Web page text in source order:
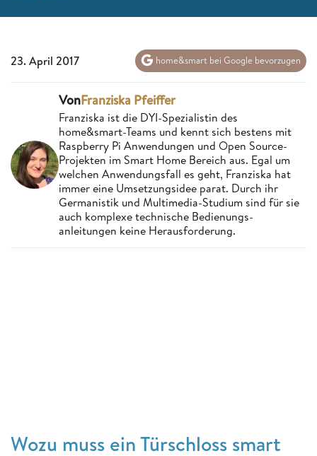
23. April 2017 home&smart bei Google bevorzugen
VonFranziska Pfeiffer
Franziska ist die DYI-Spezialistin des
home&smart-Teams und kennt sich bestens mit
Raspberry Pi Anwendungen und Open Source-
Projekten im Smart Home Bereich aus. Egal um
welchen Anwendungsfall es geht, Franziska hat
immer eine Umsetzungsidee parat. Durch ihr
Germanistik und Multimedia-Studium sind für sie
auch komplexe technische Bedienungs-
anleitungen keine Herausforderung.
Wozu muss ein Türschloss smart